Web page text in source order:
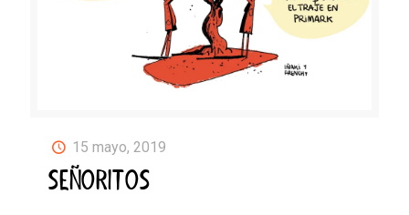
15 mayo, 2019
SEÑORITOS